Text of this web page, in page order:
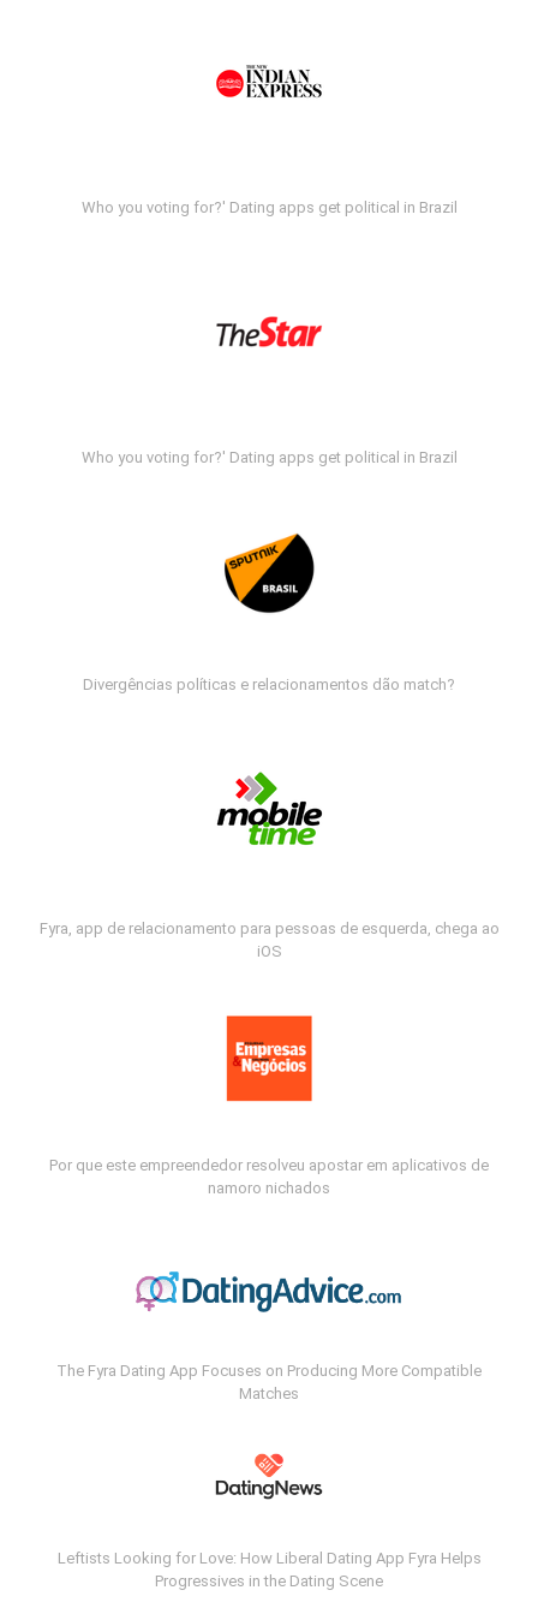
Who you voting for?' Dating apps get political in Brazil
Who you voting for?' Dating apps get political in Brazil
Divergências políticas e relacionamentos dão match?
Fyra, app de relacionamento para pessoas de esquerda, chega ao
iOS
Por que este empreendedor resolveu apostar em aplicativos de
namoro nichados
The Fyra Dating App Focuses on Producing More Compatible
Matches
Leftists Looking for Love: How Liberal Dating App Fyra Helps
Progressives in the Dating Scene